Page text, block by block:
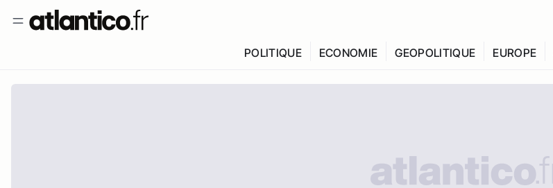
POLITIQUE ECONOMIE GEOPOLITIQUE EUROPE